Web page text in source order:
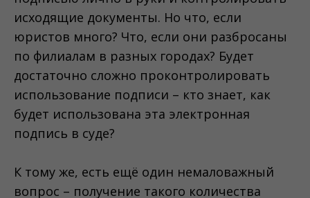
исходящие документы. Но что, если
юристов много? Что, если они разбросаны
по филиалам в разных городах? Будет
достаточно сложно проконтролировать
использование подписи – кто знает, как
будет использована эта электронная
подпись в суде?
К тому же, есть ещё один немаловажный
вопрос – получение такого количества